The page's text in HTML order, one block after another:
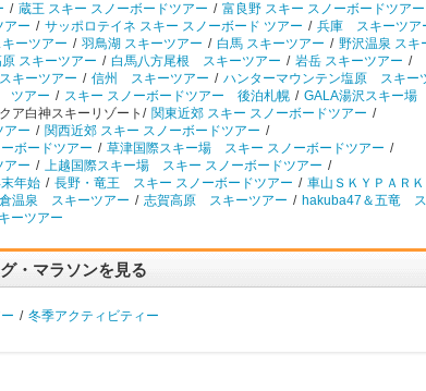
/ 蔵王 スキー スノーボードツアー / 富良野 スキー スノーボードツアー
アー / サッポロテイネ スキー スノーボード ツアー / 兵庫 スキーツア
ーツアー / 羽鳥湖 スキーツアー / 白馬 スキーツアー / 野沢温泉 スキ
スキーツアー / 白馬八方尾根 スキーツアー / 岩岳 スキーツアー /
キーツアー / 信州 スキーツアー / ハンターマウンテン塩原 スキー
ツアー / スキー スノーボードツアー 後泊札幌 / GALA湯沢スキー
ア白神スキーリゾート/ 関東近郊 スキー スノーボードツアー /
アー / 関西近郊 スキー スノーボードツアー /
ボードツアー / 草津国際スキー場 スキー スノーボードツアー /
アー / 上越国際スキー場 スキー スノーボードツアー /
年始 / 長野・竜王 スキー スノーボードツアー / 車山ＳＫＹＰＡＲ
温泉 スキーツアー / 志賀高原 スキーツアー / hakuba47＆五竜
ーツアー
・マラソンを見る
/ 冬季アクティビティー